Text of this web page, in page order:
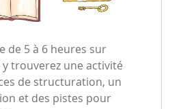
de 5 à 6 heures sur
y trouverez une activité
de structuration, un
et des pistes pour